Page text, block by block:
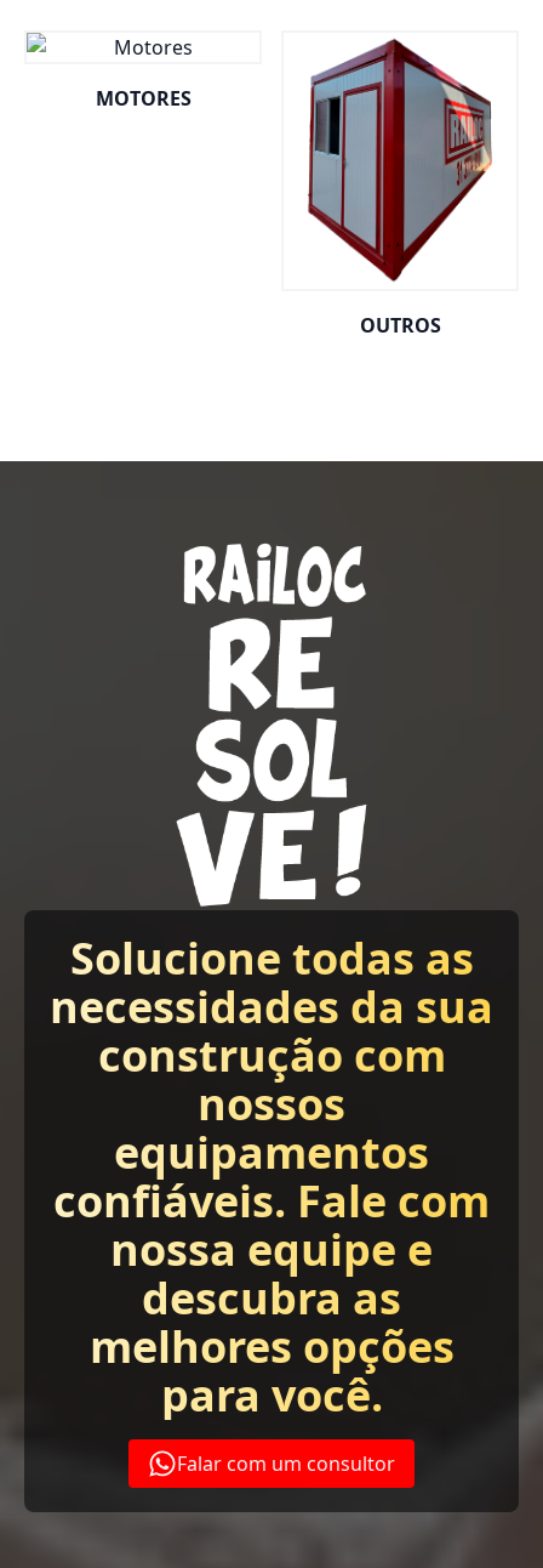
MOTORES
OUTROS
Solucione todas as
necessidades da sua
construção com
nossos
equipamentos
confiáveis. Fale com
nossa equipe e
descubra as
melhores opções
para você.
Falar com um consultor